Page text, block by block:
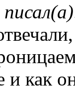
и как